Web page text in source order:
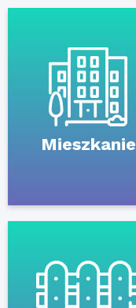
Mieszkanie